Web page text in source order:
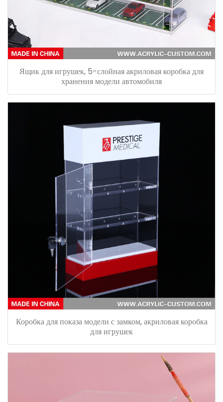
Ящик для игрушек, 5-слойная акриловая коробка для
хранения модели автомобиля
Коробка для показа модели с замком, акриловая коробка
для игрушек